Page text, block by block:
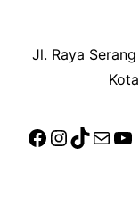
Jl. Raya